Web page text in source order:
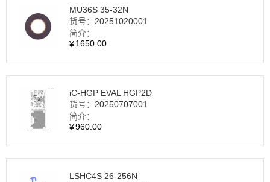
MU36S 35-32N
货号： 20251020001
简介：
¥1650.00
iC-HGP EVAL HGP2D
货号： 20250707001
简介：
¥960.00
LSHC4S 26‑256N